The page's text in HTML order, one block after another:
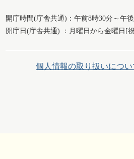
開庁時間(庁舎共通)：午前8時30分～午
開庁日(庁舎共通) ：月曜日から金曜日[
個人情報の取り扱いについ